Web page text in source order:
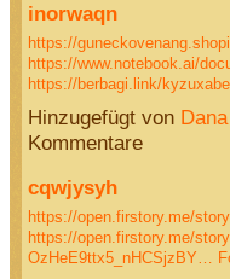
inorwaqn
https://
https://www.notebook.ai/
https://berbagi.link/
Hinzugefügt von Dana
Kommentare
cqwjysyh
https://open.firstory.me/
https://open.firstory.me/
OzHeE9ttx5_nHCSjzBY…